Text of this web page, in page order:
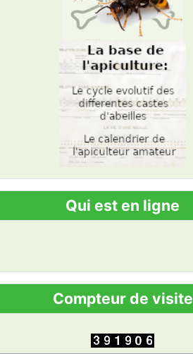
Qui est en ligne
Compteur de visite